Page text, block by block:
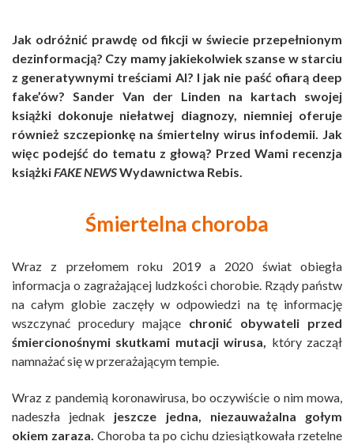
Jak odróżnić prawdę od fikcji w świecie przepełnionym
dezinformacją? Czy mamy jakiekolwiek szanse w starciu
z generatywnymi treściami AI? I jak nie paść ofiarą deep
fake’ów? Sander Van der Linden na kartach swojej
książki dokonuje niełatwej diagnozy, niemniej oferuje
również szczepionkę na śmiertelny wirus infodemii. Jak
więc podejść do tematu z głową? Przed Wami recenzja
książkiFAKE NEWSWydawnictwa Rebis.
Śmiertelna choroba
Wraz z przełomem roku 2019 a 2020 świat obiegła
informacja o zagrażającej ludzkości chorobie. Rządy państw
na całym globie zaczęły w odpowiedzi na tę informację
wszczynać procedury mające chronić obywateli przed
śmiercionośnymi skutkami mutacji wirusa,
który zaczął
namnażać się w przerażającym tempie.
Wraz z pandemią koronawirusa, bo oczywiście o nim mowa,
nadeszła jednak jeszcze jedna, niezauważalna gołym
okiem zaraza. Choroba ta po cichu dziesiątkowała rzetelne